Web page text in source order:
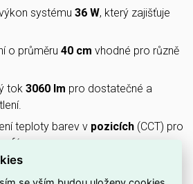
systému 36 W, který zajišťuje
o průměru 40 cm vhodné pro různě
tok 3060 lm pro dostatečné a
teploty barev v pozicích (CCT) pro
IP44
prostor.